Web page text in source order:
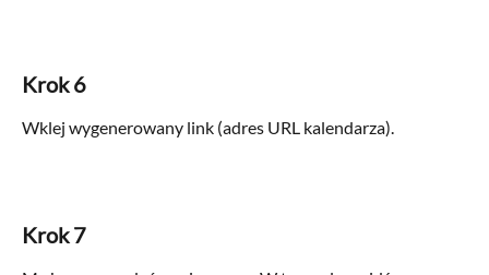
Krok 6
Wklej wygenerowany link (adres URL kalendarza).
Krok 7